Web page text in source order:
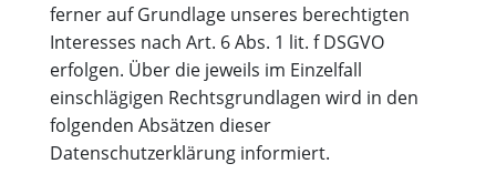
ferner auf Grundlage unseres berechtigten
Interesses nach Art. 6 Abs. 1 lit. f DSGVO
erfolgen. Über die jeweils im Einzelfall
einschlägigen Rechtsgrundlagen wird in den
folgenden Absätzen dieser
Datenschutzerklärung informiert.